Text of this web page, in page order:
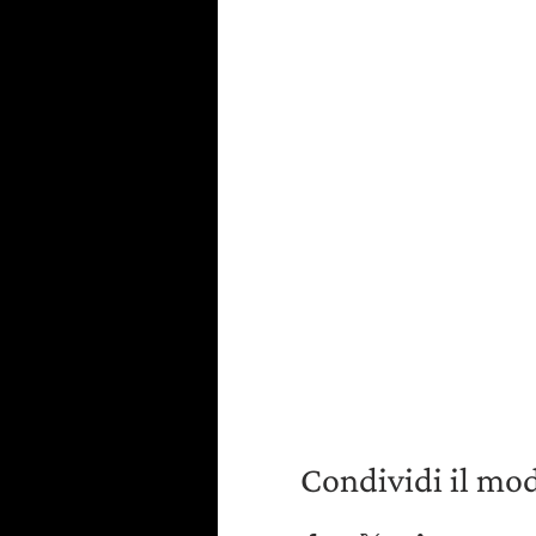
Condividi il